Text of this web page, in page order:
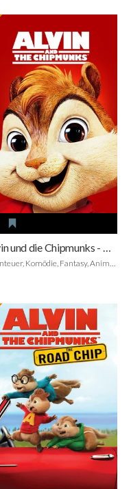
Alvin und die Chipmunks - Der Kinofilm
Abenteuer, Komödie, Fantasy, Animation, Family, Musik